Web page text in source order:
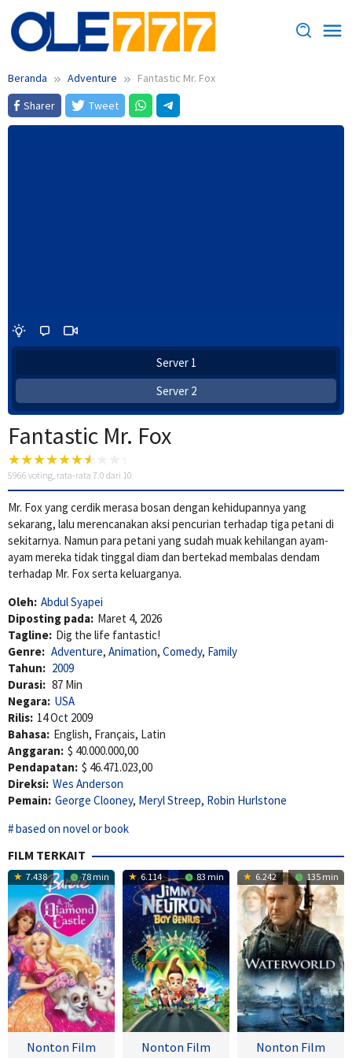
Loncat
ke
konten
Beranda Adventure
Fantastic Mr. Fox
Sharer
Tweet
Server 1
Server 2
Fantastic Mr. Fox
5966 voting, rata-rata 7.0 dari 10
Mr. Fox yang cerdik merasa bosan dengan kehidupannya yang
sekarang, lalu merencanakan aksi pencurian terhadap tiga petani di
sekitarnya. Namun para petani yang sudah muak kehilangan ayam-
ayam mereka tidak tinggal diam dan bertekad membalas dendam
terhadap Mr. Fox serta keluarganya.
Oleh: Abdul Syapei
Diposting pada: Maret 4, 2026
Tagline: Dig the life fantastic!
Genre: Adventure, Animation, Comedy, Family
Tahun: 2009
Durasi: 87 Min
Negara: USA
Rilis: 14 Oct 2009
Bahasa: English, Français, Latin
Anggaran: $ 40.000.000,00
Pendapatan: $ 46.471.023,00
Direksi: Wes Anderson
Pemain: George Clooney, Meryl Streep, Robin Hurlstone
based on novel or book
FILM TERKAIT
7.438 78 min
Nonton Film
6.114 83 min
Nonton Film
6.242 135 min
Nonton Film